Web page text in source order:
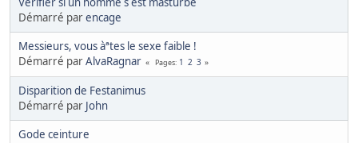
Démarré parencage
Messieurs, vous àªtes le sexe faible !
Démarré parAlvaRagnar Pages 1 2 3
Disparition de Festanimus
Démarré par John
Gode ceinture